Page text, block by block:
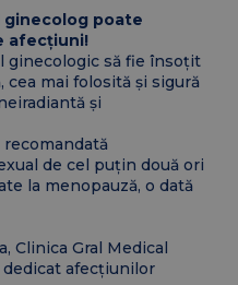
ginecolog poate
afecțiuni!
ginecologic să fie însoțit
cea mai folosită ṣi sigură
ṣi
de cel puțin două ori
la menopauză, o dată
Clinica Gral Medical
afecţiunilor